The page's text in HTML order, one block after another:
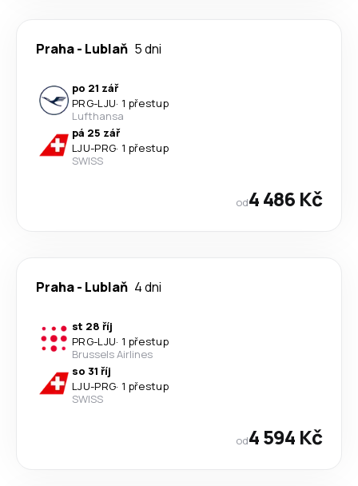
Praha- Lublaň 5 dni
po 21 zář
PRG-LJU· 1 přestup
Lufthansa
pá 25 zář
LJU-PRG· 1 přestup
SWISS
od4 486 Kč
Praha- Lublaň 4 dni
st 28 říj
PRG-LJU· 1 přestup
Brussels Airlines
so 31 říj
LJU-PRG· 1 přestup
SWISS
od4 594 Kč